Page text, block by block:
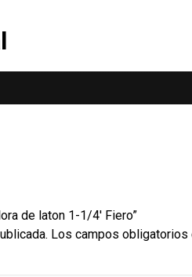
de laton 1-1/4′ Fiero”
Los campos obligatorios